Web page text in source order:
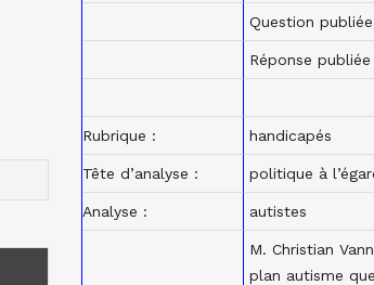
Question
Réponse
Rubrique : handicapés
Tête d’analyse : politique à
Analyse : autistes
M. Christian
plan autisme